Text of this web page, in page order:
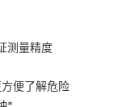
测量精度
便了解危险